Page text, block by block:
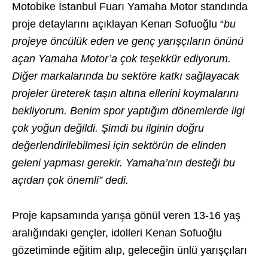
Motobike İstanbul Fuarı Yamaha Motor standında
proje detaylarını açıklayan Kenan Sofuoğlu “bu
projeye öncülük eden ve genç yarışçıların önünü
açan Yamaha Motor’a çok teşekkür ediyorum.
Diğer markalarında bu sektöre katkı sağlayacak
projeler üreterek taşın altına ellerini koymalarını
bekliyorum. Benim spor yaptığım dönemlerde ilgi
çok yoğun değildi. Şimdi bu ilginin doğru
değerlendirilebilmesi için sektörün de elinden
geleni yapması gerekir. Yamaha’nın desteği bu
açıdan çok önemli” dedi.
Proje kapsamında yarışa gönül veren 13-16 yaş
aralığındaki gençler, idolleri Kenan Sofuoğlu
gözetiminde eğitim alıp, geleceğin ünlü yarışçıları